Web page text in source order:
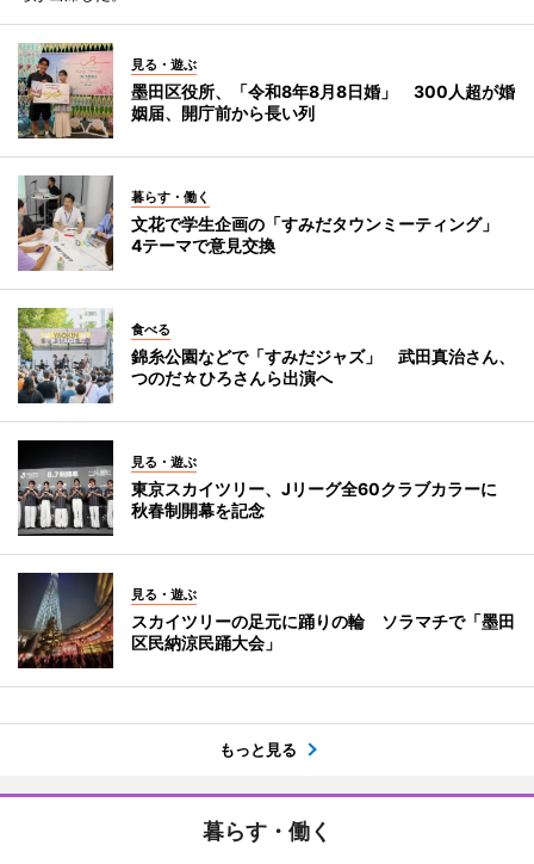
見る・遊ぶ
墨田区役所、「令和8年8月8日婚」 300人超が婚
姻届、開庁前から長い列
暮らす・働く
文花で学生企画の「すみだタウンミーティング」
4テーマで意見交換
食べる
錦糸公園などで「すみだジャズ」 武田真治さん、
つのだ☆ひろさんら出演へ
見る・遊ぶ
東京スカイツリー、Jリーグ全60クラブカラーに
秋春制開幕を記念
見る・遊ぶ
スカイツリーの足元に踊りの輪 ソラマチで「墨田
区民納涼民踊大会」
もっと見る
暮らす・働く